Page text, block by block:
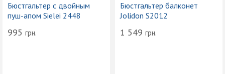
Бюстгальтер с двойным
пуш-апом Sielei 2448
995 грн.
Бюстгальтер балконет
Jolidon S2012
1 549 грн.